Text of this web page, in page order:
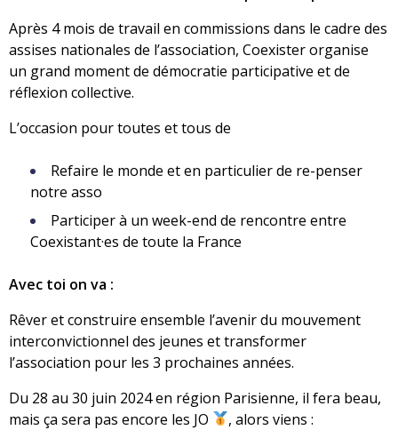
Après 4 mois de travail en commissions dans le cadre des
assises nationales de l’association, Coexister organise
un grand moment de démocratie participative et de
réflexion collective.
L’occasion pour toutes et tous de
Refaire le monde et en particulier de re-penser
notre asso
Participer à un week-end de rencontre entre
Coexistant·es de toute la France
Avec toi on va :
Rêver et construire ensemble l’avenir du mouvement
interconvictionnel des jeunes et transformer
l’association pour les 3 prochaines années.
Du 28 au 30 juin 2024 en région Parisienne, il fera beau,
mais ça sera pas encore les JO
, alors viens :